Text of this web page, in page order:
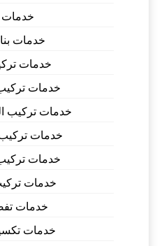
خدمات
خدمات
خدمات
خدمات
خدمات تركيب
خدمات
خدمات
خدمات
خدمات
خدمات